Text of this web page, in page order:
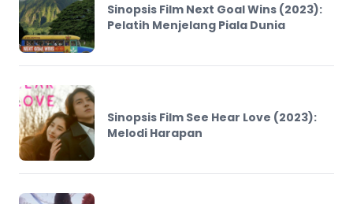
Sinopsis Film Next Goal Wins (2023):
Pelatih Menjelang Piala Dunia
Sinopsis Film See Hear Love (2023):
Melodi Harapan